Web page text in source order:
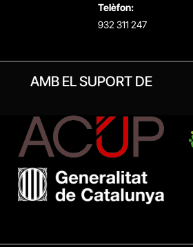
Telèfon:
932 311 247
AMB EL SUPORT DE